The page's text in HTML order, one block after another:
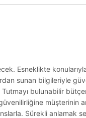
Esneklikte
sunan bilgileriyle
bulunabilir
müşterinin
Sürekli anlamak